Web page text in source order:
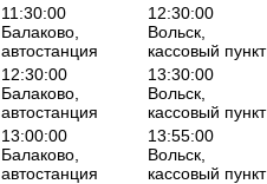
11:30:00
Балаково,
автостанция
12:30:00
Вольск,
кассовый пункт
12:30:00
Балаково,
автостанция
13:30:00
Вольск,
кассовый пункт
13:00:00
Балаково,
автостанция
13:55:00
Вольск,
кассовый пункт